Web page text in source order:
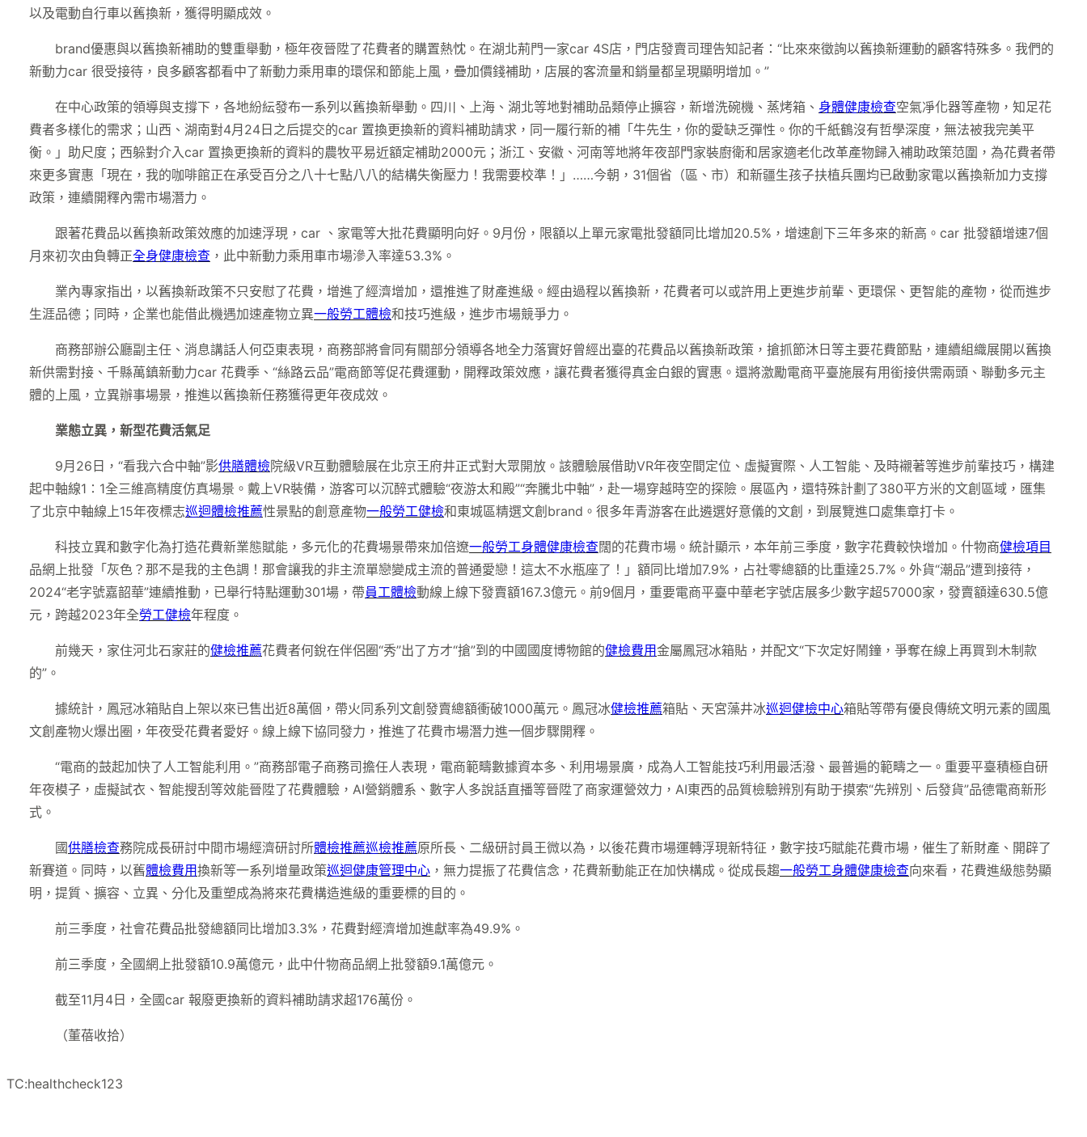
以及電動自行車以舊換新，獲得明顯成效。
brand優惠與以舊換新補助的雙重舉動，極年夜晉陞了花費者的購置熱忱。在湖北荊門一家car 4S店，門店發賣司理告知記者：“比來來徵詢以舊換新運動的顧客特殊多。我們的
新動力car 很受接待，良多顧客都看中了新動力乘用車的環保和節能上風，疊加價錢補助，店展的客流量和銷量都呈現顯明增加。”
在中心政策的領導與支撐下，各地紛紜發布一系列以舊換新舉動。四川、上海、湖北等地對補助品類停止擴容，新增洗碗機、蒸烤箱、 身體健康檢查空氣凈化器等產物，知足花
費者多樣化的需求；山西、湖南對4月24日之后提交的car 置換更換新的資料補助請求，同一履行新的補「牛先生，你的愛缺乏彈性。你的千紙鶴沒有哲學深度，無法被我完美平
衡。」助尺度；西躲對介入car 置換更換新的資料的農牧平易近額定補助2000元；浙江、安徽、河南等地將年夜部門家裝廚衛和居家適老化改革產物歸入補助政策范圍，為花費者帶
來更多實惠「現在，我的咖啡館正在承受百分之八十七點八八的結構失衡壓力！我需要校準！」……今朝，31個省（區、市）和新疆生孩子扶植兵團均已啟動家電以舊換新加力支撐
政策，連續開釋內需市場潛力。
跟著花費品以舊換新政策效應的加速浮現，car 、家電等大批花費顯明向好。9月份，限額以上單元家電批發額同比增加20.5%，增速創下三年多來的新高。car 批發額增速7個
月來初次由負轉正全身健康檢查 ，此中新動力乘用車市場滲入率達53.3%。
業內專家指出，以舊換新政策不只安慰了花費，增進了經濟增加，還推進了財產進級。經由過程以舊換新，花費者可以或許用上更進步前輩、更環保、更智能的產物，從而進步
生涯品德；同時，企業也能借此機遇加速產物立異一般勞工體檢和技巧進級，進步市場競爭力。
商務部辦公廳副主任、消息講話人何亞東表現，商務部將會同有關部分領導各地全力落實好曾經出臺的花費品以舊換新政策，搶抓節沐日等主要花費節點，連續組織展開以舊換
新供需對接、千縣萬鎮新動力car 花費季、“絲路云品”電商節等促花費運動，開釋政策效應，讓花費者獲得真金白銀的實惠。還將激勵電商平臺施展有用銜接供需兩頭、聯動多元主
體的上風，立異辦事場景，推進以舊換新任務獲得更年夜成效。
業態立異，新型花費活氣足
9月26日，“看我六合中軸”影供膳體檢院級VR互動體驗展在北京王府井正式對大眾開放。該體驗展借助VR年夜空間定位、虛擬實際、人工智能、及時襯著等進步前輩技巧，構建
起中軸線1∶1全三維高精度仿真場景。戴上VR裝備，游客可以沉醉式體驗“夜游太和殿”“奔騰北中軸”，赴一場穿越時空的探險。展區內，還特殊計劃了380平方米的文創區域，匯集
了北京中軸線上15年夜標志巡迴體檢推薦性景點的創意產物一般勞工健檢和東城區精選文創brand。很多年青游客在此遴選好意儀的文創，到展覽進口處集章打卡。
科技立異和數字化為打造花費新業態賦能，多元化的花費場景帶來加倍遼一般勞工身體健康檢查闊的花費市場。統計顯示，本年前三季度，數字花費較快增加。什物商健檢項目
品網上批發「灰色？那不是我的主色調！那會讓我的非主流單戀變成主流的普通愛戀！這太不水瓶座了！」額同比增加7.9%，占社零總額的比重達25.7%。外貨“潮品”遭到接待，
2024“老字號嘉韶華”連續推動，已舉行特點運動301場，帶員工體檢動線上線下發賣額167.3億元。前9個月，重要電商平臺中華老字號店展多少數字超57000家，發賣額達630.5億
元，跨越2023年全勞工健檢年程度。
前幾天，家住河北石家莊的健檢推薦花費者何銳在伴侶圈“秀”出了方才“搶”到的中國國度博物館的健檢費用金屬鳳冠冰箱貼，并配文“下次定好鬧鐘，爭奪在線上再買到木制款
的”。
據統計，鳳冠冰箱貼自上架以來已售出近8萬個，帶火同系列文創發賣總額衝破1000萬元。鳳冠冰健檢推薦箱貼、天宮藻井冰巡迴健檢中心箱貼等帶有優良傳統文明元素的國風
文創產物火爆出圈，年夜受花費者愛好。線上線下協同發力，推進了花費市場潛力進一個步驟開釋。
“電商的鼓起加快了人工智能利用。”商務部電子商務司擔任人表現，電商範疇數據資本多、利用場景廣，成為人工智能技巧利用最活潑、最普遍的範疇之一。重要平臺積極自研
年夜模子，虛擬試衣、智能搜刮等效能晉陞了花費體驗，AI營銷體系、數字人多說話直播等晉陞了商家運營效力，AI東西的品質檢驗辨別有助于摸索“先辨別、后發貨”品德電商新形
式。
國供膳檢查務院成長研討中間市場經濟研討所體檢推薦巡檢推薦原所長、二級研討員王微以為，以後花費市場運轉浮現新特征，數字技巧賦能花費市場，催生了新財產、開辟了
新賽道。同時，以舊體檢費用換新等一系列增量政策巡迴健康管理中心 ，無力提振了花費信念，花費新動能正在加快構成。從成長趨一般勞工身體健康檢查向來看，花費進級態勢顯
明，提質、擴容、立異、分化及重塑成為將來花費構造進級的重要標的目的。
前三季度，社會花費品批發總額同比增加3.3%，花費對經濟增加進獻率為49.9%。
前三季度，全國網上批發額10.9萬億元，此中什物商品網上批發額9.1萬億元。
截至11月4日，全國car 報廢更換新的資料補助請求超176萬份。
（董蓓收拾）
TC:healthcheck123